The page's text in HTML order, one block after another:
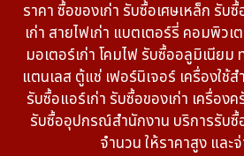
ราคา ซื้อของเก่า รับซื้อเศษเหล็ก รั
เก่า สายไฟเก่า แบตเตอร์รี่ คอมพิว
มอเตอร์เก่า โคมไฟ รับซื้ออลูมิเนีย
แตนเลส ตู้แช่ เฟอร์นิเจอร์ เครื่องใช้
รับซื้อแอร์เก่า รับซื้อของเก่า เครื่อง
รับซื้ออุปกรณ์สำนักงาน บริการรับซื้
จำนวน ให้ราคาสูง และ